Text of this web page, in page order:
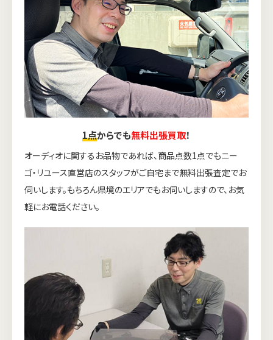
1点からでも無料出張買取！
オーディオに関するお品物であれば、商品点数1点でもニー
ゴ・リユース直営店のスタッフがご自宅まで無料出張査定でお
伺いします。もちろん県境のエリアでもお伺いしますので、お気
軽にお電話ください。